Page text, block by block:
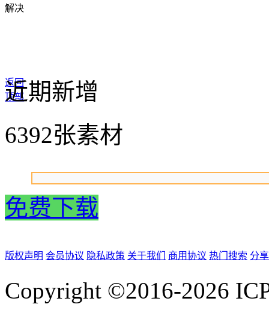
解决
返回
顶部
近期新增
6392张素材
免费下载
版权声明 会员协议 隐私政策 关于我们 商用协议 热门搜索 分
Copyright ©2016-2026